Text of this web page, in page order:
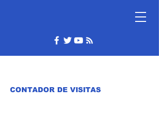
CONTADOR DE VISITAS